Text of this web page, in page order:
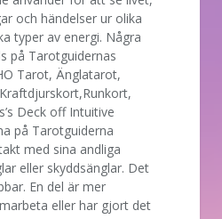
och händelser ur olika
typer av energi. Några
på Tarotguidernas
Tarot, Änglatarot,
Deck off Intuitive
på Tarotguiderna
med sina andliga
eller skyddsänglar. Det
En del är mer
eller har gjort det